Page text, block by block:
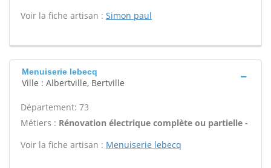
Voir la fiche artisan : Simon paul
Menuiserie lebecq
Ville : Albertville, Bertville
Département: 73
Métiers : Rénovation électrique complète ou partielle -
Voir la fiche artisan : Menuiserie lebecq